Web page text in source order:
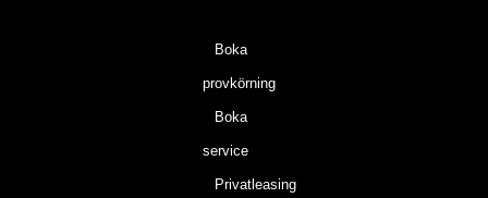
Boka
provkörning
Boka
service
Privatleasing